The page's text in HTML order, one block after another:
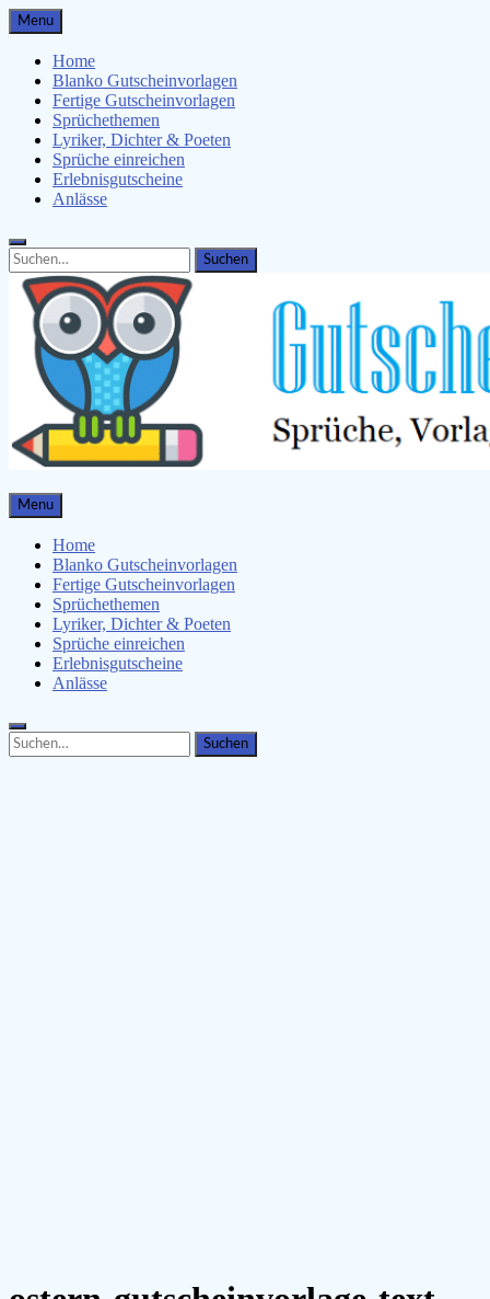
Skip
to
content
Menu
Home
Blanko Gutscheinvorlagen
Fertige Gutscheinvorlagen
Sprüchethemen
Lyriker, Dichter & Poeten
Sprüche einreichen
Erlebnisgutscheine
Anlässe
Search
for:
Search
Gutscheinspruch.de
Gutscheinsprüche & Gutscheinvorlagen finden
Menu
Home
Blanko Gutscheinvorlagen
Fertige Gutscheinvorlagen
Sprüchethemen
Lyriker, Dichter & Poeten
Sprüche einreichen
Erlebnisgutscheine
Anlässe
Search
for:
Search